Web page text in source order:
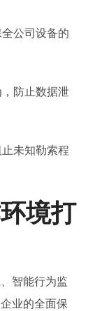
公司设备的
，防止数据泄
未知勒索程
境打
智能行为监
业的全面保